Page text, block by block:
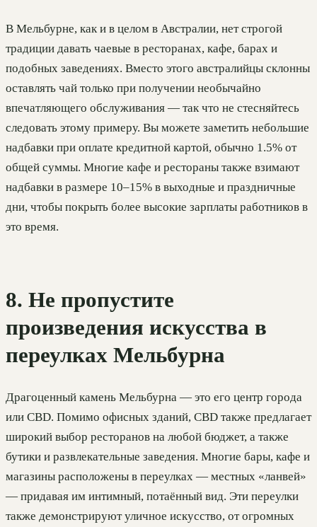
В Мельбурне, как и в целом в Австралии, нет строгой
традиции давать чаевые в ресторанах, кафе, барах и
подобных заведениях. Вместо этого австралийцы склонны
оставлять чай только при получении необычайно
впечатляющего обслуживания — так что не стесняйтесь
следовать этому примеру. Вы можете заметить небольшие
надбавки при оплате кредитной картой, обычно 1.5% от
общей суммы. Многие кафе и рестораны также взимают
надбавки в размере 10–15% в выходные и праздничные
дни, чтобы покрыть более высокие зарплаты работников в
это время.
8. Не пропустите
произведения искусства в
переулках Мельбурна
Драгоценный камень Мельбурна — это его центр города
или CBD. Помимо офисных зданий, CBD также предлагает
широкий выбор ресторанов на любой бюджет, а также
бутики и развлекательные заведения. Многие бары, кафе и
магазины расположены в переулках — местных «ланвей»
— придавая им интимный, потаённый вид. Эти переулки
также демонстрируют уличное искусство, от огромных